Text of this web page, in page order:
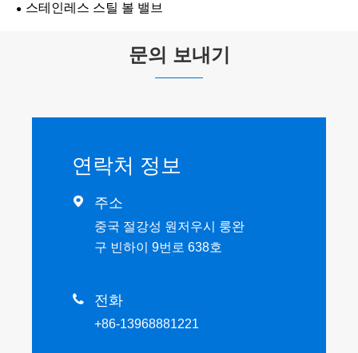
스테인레스 스틸 볼 밸브
문의 보내기
연락처 정보
 주소
중국 절강성 원저우시 룽완
구 빈하이 9번로 638호
 전화
+86-13968881221